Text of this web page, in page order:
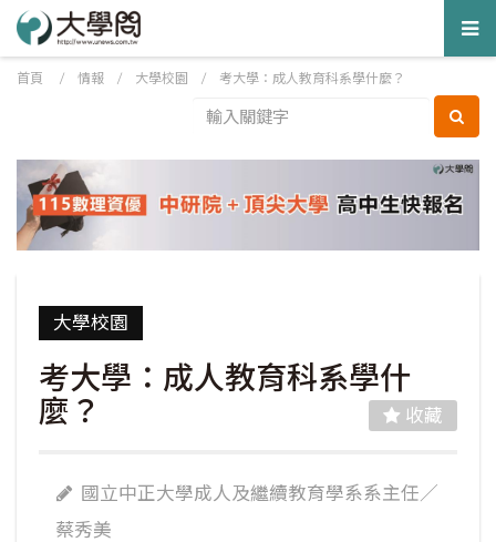
首頁 / 情報 / 大學校園 / 考大學：成人教育科系學什麼？
大學校園
考大學：成人教育科系學什
麼？
收藏
國立中正大學成人及繼續教育學系系主任／
蔡秀美